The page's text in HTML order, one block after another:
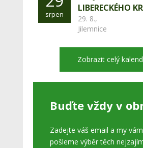
srpen
LIBERECKÉHO
29. 8.,
Jilemnice
Zobrazit celý
Buďte vždy v
Zadejte váš email a my
pošleme výběr těch